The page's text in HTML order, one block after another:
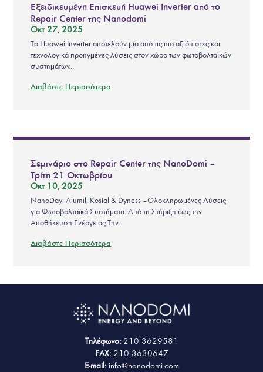
Εξειδικευμένη Επισκευή Huawei Inverter από το
Repair Center της Nanodomi
Οκτ 27, 2025
Τα Huawei Inverter αποτελούν μία από τις πιο αξιόπιστες και
τεχνολογικά προηγμένες λύσεις στον χώρο των φωτοβολταϊκών
συστημάτων....
Διαβάστε Περισσότερα
Σεμινάριο στο Repair Center της NanoDomi –
Τρίτη 21 Οκτωβρίου
Οκτ 10, 2025
NanoDay: Alumil, Kostal & Dyness – Ολοκληρωμένες Λύσεις
για Φωτοβολταϊκά Συστήματα: Από τη Στήριξη έως την
Αποθήκευση Ενέργειας Την...
Διαβάστε Περισσότερα
Τηλέφωνο: 210 3629581
FAX: 210 3630647
E-mail: info@nanodomi.com